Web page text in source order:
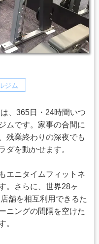
ジム
、365日・24時間いつ
ムです。家事の合間に
残業終わりの深夜でも
ダを動かせます。
エニタイムフィットネ
。さらに、世界28ヶ
舗を相互利用できるた
ニングの間隔を空けた
。